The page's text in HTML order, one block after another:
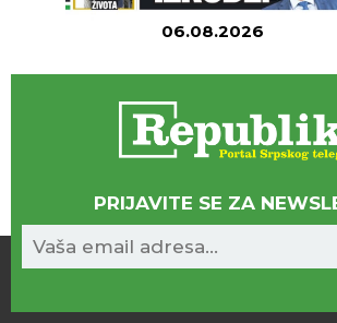
06.08.2026
PRIJAVITE SE ZA